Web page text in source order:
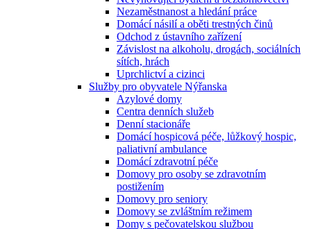
Nezaměstnanost a hledání práce
Domácí násilí a oběti trestných činů
Odchod z ústavního zařízení
Závislost na alkoholu, drogách, sociálních
sítích, hrách
Uprchlictví a cizinci
Služby pro obyvatele Nýřanska
Azylové domy
Centra denních služeb
Denní stacionáře
Domácí hospicová péče, lůžkový hospic,
paliativní ambulance
Domácí zdravotní péče
Domovy pro osoby se zdravotním
postižením
Domovy pro seniory
Domovy se zvláštním režimem
Domy s pečovatelskou službou